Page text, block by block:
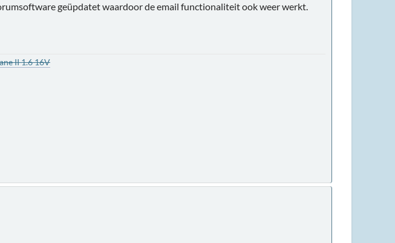
geüpdatet waardoor de email functionaliteit ook weer werkt.
II 1.6 16V